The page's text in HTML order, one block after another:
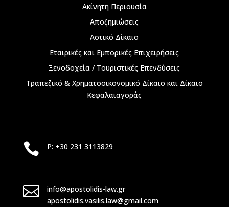
Ακίνητη Περιουσία
Αποζημιώσεις
Αστικό Δίκαιο
Εταιρικές και Εμπορικές Επιχειρήσεις
Ξενοδοχεία / Τουριστικές Επενδύσεις
Τραπεζικό & Χρηματοοικονομικό Δίκαιο και Δίκαιο
Κεφαλαιαγοράς
 P: +30 231 3113829

info@apostolidis-law.gr
apostolidis.vasilis.law@gmail.com